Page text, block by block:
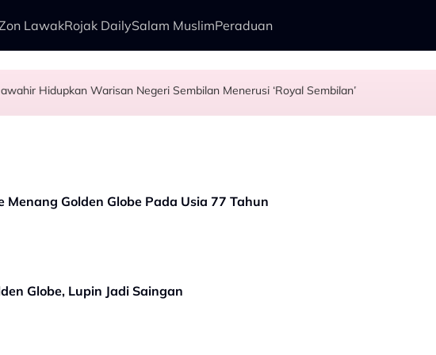
LawakRojak DailySalam MuslimPeraduan
Aziz Usia 74 tahun Bukan Penghalang, Tunku Puteri Jawahir Hidupkan Warisan Negeri Sembilan Menerusi ‘Royal Sembilan’
Airlines
Tangkap Ikan Segar Setiap Hari
Menang Golden Globe Pada Usia 77 Tahun
Globe, Lupin Jadi Saingan